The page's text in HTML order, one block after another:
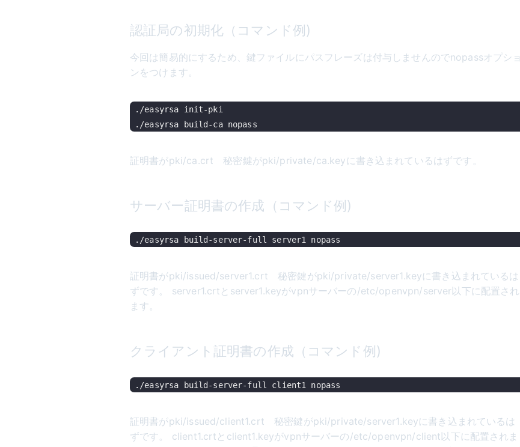
認証局の初期化（コマンド例)
今回は簡易的にするため、鍵ファイルにパスフレーズは付与しませんのでnopassオプショ
ンをつけます。
./easyrsa init-pki
証明書がpki/ca.crt 秘密鍵がpki/private/ca.keyに書き込まれているはずです。
サーバー証明書の作成（コマンド例)
証明書がpki/issued/server1.crt 秘密鍵がpki/private/server1.keyに書き込まれているは
ずです。 server1.crtとserver1.keyがvpnサーバーの/etc/openvpn/server以下に配置され
ます。
クライアント証明書の作成（コマンド例)
証明書がpki/issued/client1.crt 秘密鍵がpki/private/server1.keyに書き込まれているは
ずです。 client1.crtとclient1.keyがvpnサーバーの/etc/openvpn/client以下に配置されま